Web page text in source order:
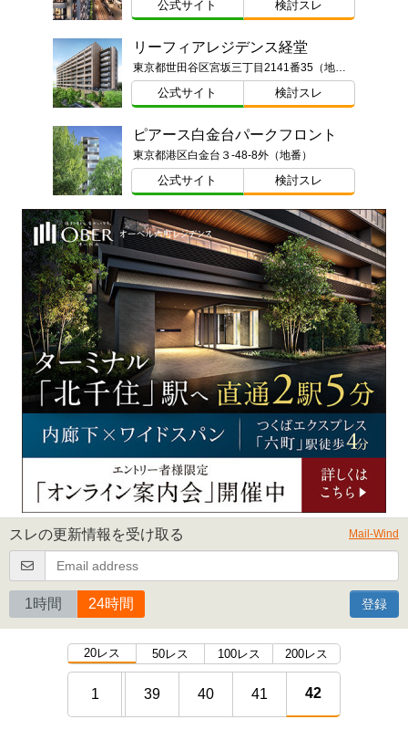
公式サイト 検討スレ
リーフィアレジデンス経堂
東京都世田谷区宮坂三丁目2141番35（地番）
公式サイト 検討スレ
ピアース白金台パークフロント
東京都港区白金台３-48-8外（地番）
公式サイト 検討スレ
スレの更新情報を受け取る Mail-Wind
1時間 24時間 登録
20レス 50レス 100レス 200レス
1 39 40 41 42